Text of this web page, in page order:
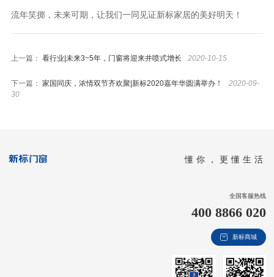
流年笑掷，未来可期，让我们一同见证新标家居的美好明天！
上一篇： 看行业|未来3~5年，门窗将迎来井喷式增长 2020-10-15
下一篇： 家国同庆，浓情双节齐欢聚|新标2020嘉年华圆满举办！
2020-09-
30
懂你，更懂生活
全国客服热线
400 8866 020
新标商城